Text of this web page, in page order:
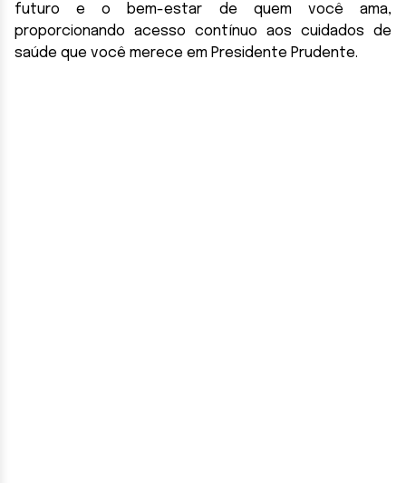
futuro e o bem-estar de quem você ama,
proporcionando acesso contínuo aos cuidados de
saúde que você merece em Presidente Prudente.